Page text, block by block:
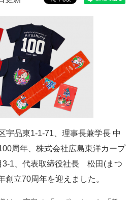
宇品東1-1-71、理事長兼学長 中
周年、株式会社広島東洋カープ
3-1、代表取締役社長 松田(まつ
立70周年を迎えました。